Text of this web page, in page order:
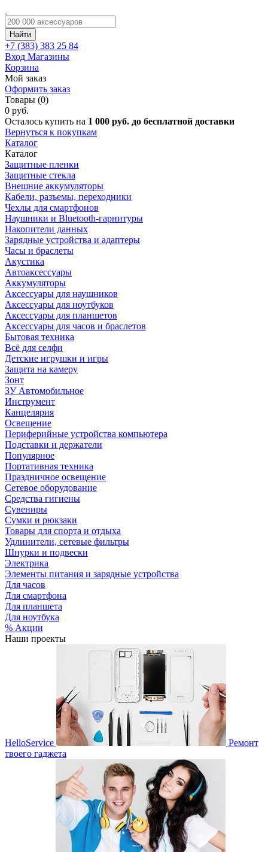
Найти
+7 (383) 383 25 84
Вход Магазины
Корзина
Мой заказ
Оформить заказ
Товары (0)
0 руб.
Осталось купить на 1 000 руб. до бесплатной доставки
Вернуться к покупкам
Каталог
Каталог
Защитные пленки
Защитные стекла
Внешние аккумуляторы
Кабели, разъемы, переходники
Чехлы для смартфонов
Наушники и Bluetooth-гарнитуры
Накопители данных
Зарядные устройства и адаптеры
Часы и браслеты
Акустика
Автоаксессуары
Аккумуляторы
Аксессуары для наушников
Аксессуары для ноутбуков
Аксессуары для планшетов
Аксессуары для часов и браслетов
Бытовая техника
Всё для селфи
Детские игрушки и игры
Защита на камеру
Зонт
ЗУ Автомобильное
Инструмент
Канцелярия
Освещение
Периферийные устройства компьютера
Подставки и держатели
Популярное
Портативная техника
Праздничное освещение
Сетевое оборудование
Средства гигиены
Сувениры
Сумки и рюкзаки
Товары для спорта и отдыха
Удлинители, сетевые фильтры
Шнурки и подвески
Электрика
Элементы питания и зарядные устройства
Для часов
Для смартфона
Для планшета
Для ноутбука
% Акции
Наши проекты
HelloService
Ремонт
твоего гаджета